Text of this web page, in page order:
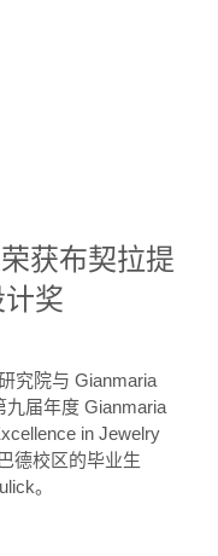
获布契拉提
奖
究院与 Gianmaria
九届年度 Gianmaria
in Jewelry
德校区的毕业生
。